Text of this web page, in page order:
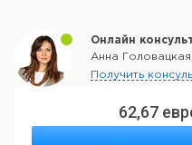
62,67
Онлайн
Анна Головацкая
Получить